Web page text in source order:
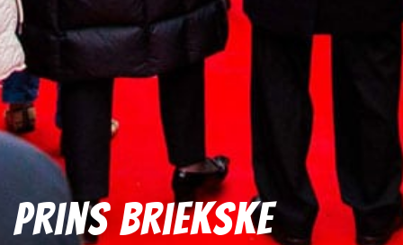
Prins Briekske